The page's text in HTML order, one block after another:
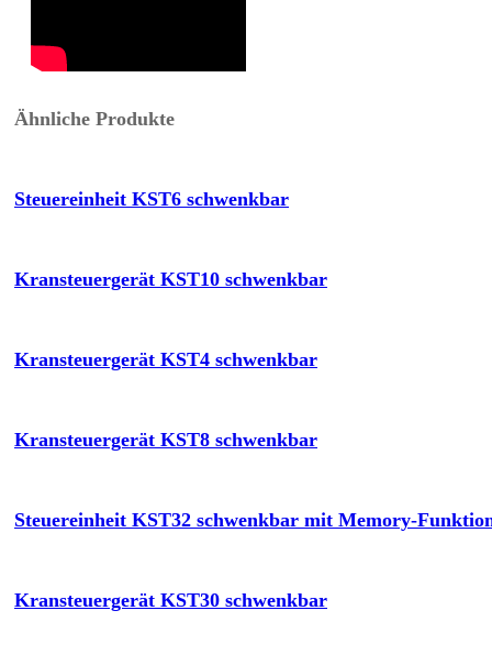
Ähnliche Produkte
Steuereinheit KST6 schwenkbar
Kransteuergerät KST10 schwenkbar
Kransteuergerät KST4 schwenkbar
Kransteuergerät KST8 schwenkbar
Steuereinheit KST32 schwenkbar mit Memory-
Kransteuergerät KST30 schwenkbar